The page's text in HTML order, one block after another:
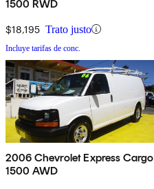
1500 RWD
$18,195 Trato justo
Incluye tarifas de conc.
2006 Chevrolet Express Cargo
1500 AWD